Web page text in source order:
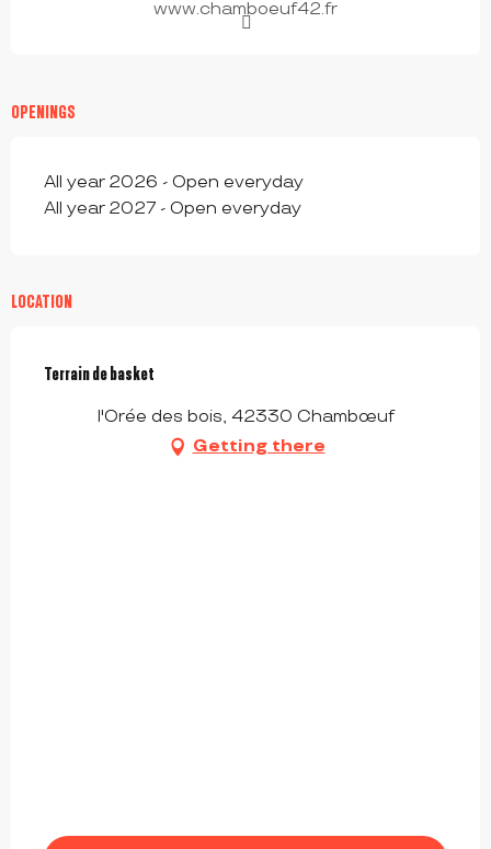
www.chamboeuf42.fr
OPENINGS
All year 2026 - Open everyday
All year 2027 - Open everyday
LOCATION
Terrain de basket
l'Orée des bois, 42330 Chambœuf
Getting there